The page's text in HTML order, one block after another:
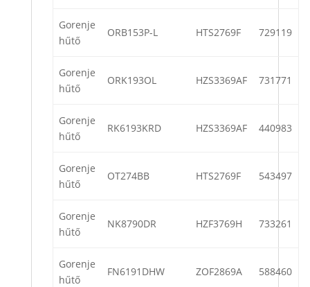
Gorenje
hűtő
ORB153P-L HTS2769F 729119
Gorenje
hűtő
ORK193OL HZS3369AF 731771
Gorenje
hűtő
RK6193KRD HZS3369AF 440983
Gorenje
hűtő
OT274BB HTS2769F 543497
Gorenje
hűtő
NK8790DR HZF3769H 733261
Gorenje
hűtő
FN6191DHW ZOF2869A 588460